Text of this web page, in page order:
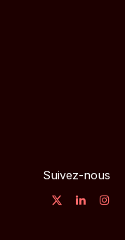
Suivez-nous